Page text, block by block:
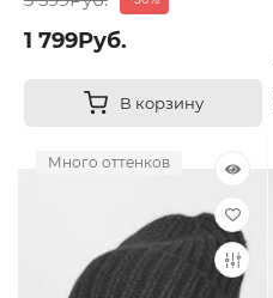
1 799Руб.
В корзину
Много оттенков